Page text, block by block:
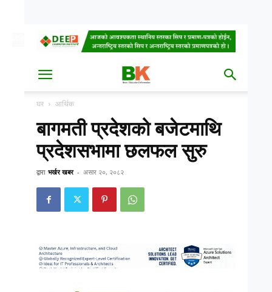
बिहि, साउन २१, २०८३
घर आर्थिक
बागमती प्रदेशको बजेटमाथि
प्रदेशसभामा छलफल सुरु
द्वारा भर्खर खबर - असार २०, २०८२